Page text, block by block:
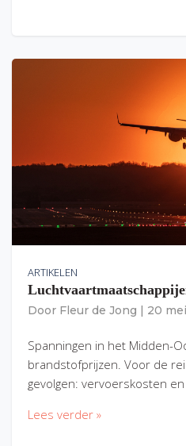
ARTIKELEN
Door Fleur de Jong 20
Spanningen in het Midden-
brandstofprijzen. Voor de
gevolgen: vervoerskosten
Lees verder »